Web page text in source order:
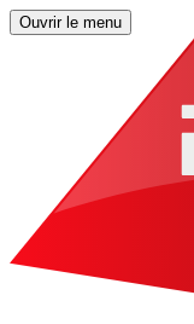
Ouvrir le menu